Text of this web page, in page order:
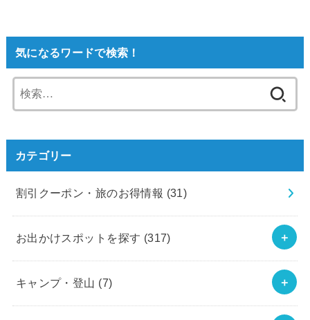
気になるワードで検索！
索:
カテゴリー
割引クーポン・旅のお得情報 (31)
お出かけスポットを探す (317)
キャンプ・登山 (7)